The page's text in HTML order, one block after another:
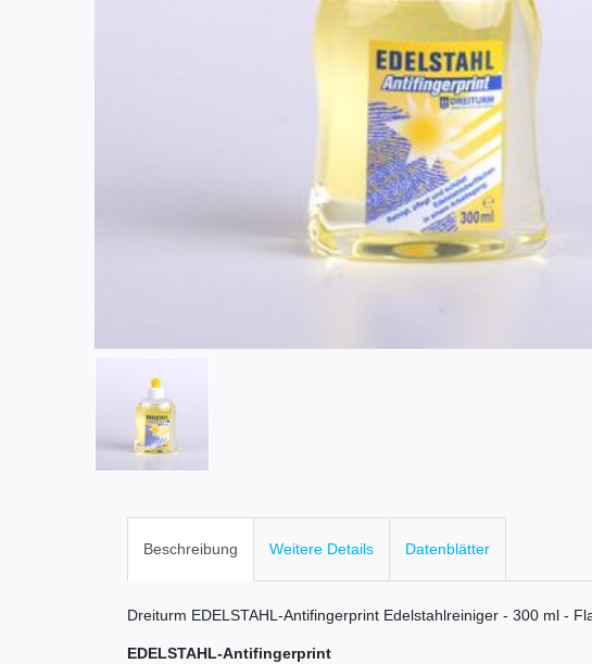
Beschreibung Weitere Details Datenblätter
Dreiturm EDELSTAHL-Antifingerprint Edelstahlreiniger - 300 ml -
EDELSTAHL-Antifingerprint